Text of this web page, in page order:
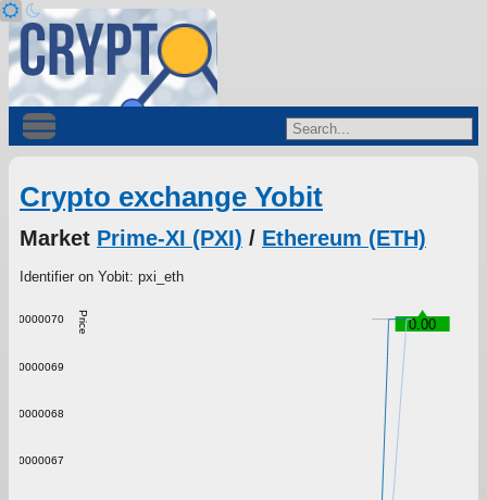
Crypto exchange Yobit
Market Prime-XI (PXI) / Ethereum (ETH)
Identifier on Yobit: pxi_eth
Price 0.00